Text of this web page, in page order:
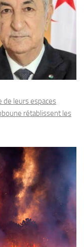
de leurs espaces
rétablissent les